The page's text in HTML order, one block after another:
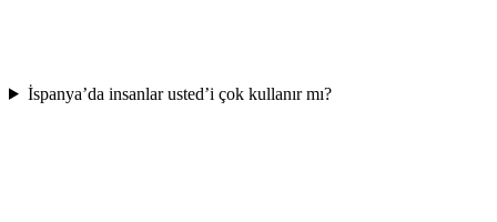
İspanya’da insanlar usted’i çok kullanır mı?